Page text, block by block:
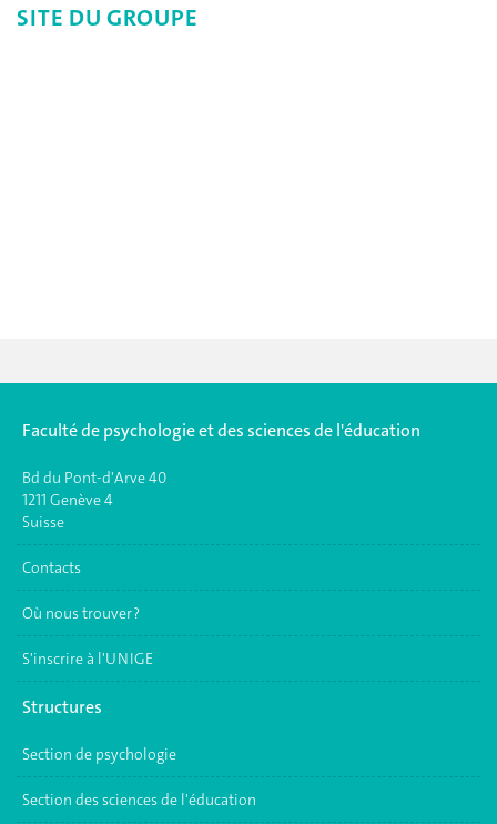
SITE DU GROUPE
Faculté de psychologie et des sciences de l'éducation
Bd du Pont-d'Arve 40
1211 Genève 4
Suisse
Contacts
Où nous trouver ?
S'inscrire à l'UNIGE
Structures
Section de psychologie
Section des sciences de l'éducation